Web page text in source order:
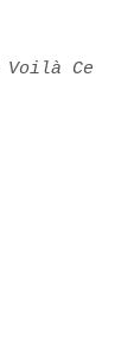
Voilà Ce